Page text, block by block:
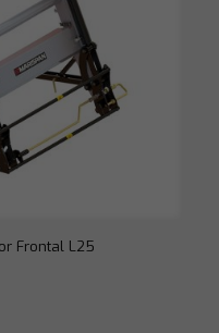
Frontal L25
Marketing
Ao compartilhar
seus interesses
comportamento
ao visitar nosso
site, você
aumenta a